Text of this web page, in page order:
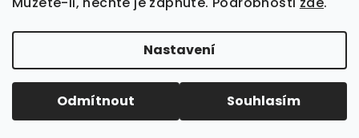
Nastavení
Odmítnout Souhlasím
Facebook
vyhrazena.
Vytvořil Shoptet